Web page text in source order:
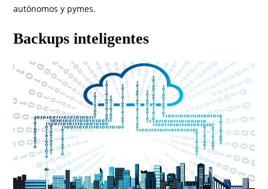
autónomos y pymes.
Backups inteligentes